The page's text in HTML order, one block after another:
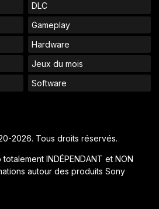
DLC
Gameplay
Hardware
Jeux du mois
Software
2026. Tous droits réservés.
INDÉPENDANT et NON
autour des produits Sony